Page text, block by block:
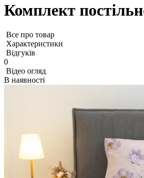
Комплект
Все про товар
Характеристики
Відгуків
0
Відео огляд
В наявності